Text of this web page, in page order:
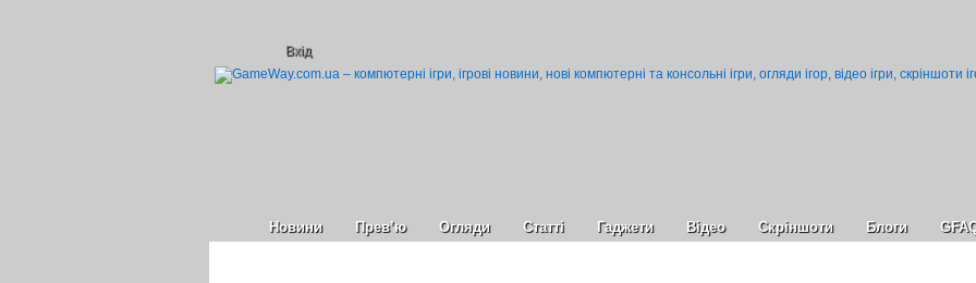
Вхід
Новини Прев’ю Огляди Статті Гаджети Відео Cкріншоти Блоги